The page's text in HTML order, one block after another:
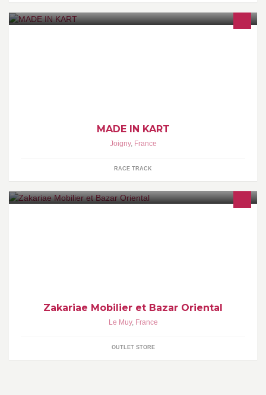
MADE IN KART
Joigny, France
RACE TRACK
Zakariae Mobilier et Bazar Oriental
Le Muy, France
OUTLET STORE